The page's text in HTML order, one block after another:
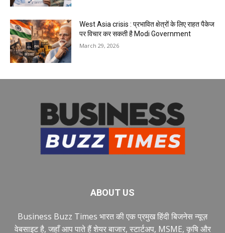
West Asia crisis : प्रभावित क्षेत्रों के लिए राहत पैकेज
पर विचार कर सकती है Modi Government
March 29, 2026
ABOUT US
Business Buzz Times भारत की एक प्रमुख हिंदी बिजनेस न्यूज़
वेबसाइट है, जहाँ आप पाते हैं शेयर बाजार, स्टार्टअप, MSME, कृषि और